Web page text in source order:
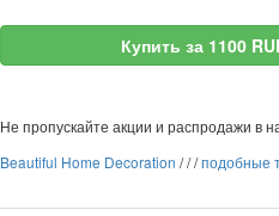
Купить за 1100
Не пропускайте акции и распродажи в
Beautiful Home Decoration ///подобные